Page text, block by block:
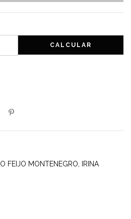
CALCULAR
FEIJO MONTENEGRO, IRINA